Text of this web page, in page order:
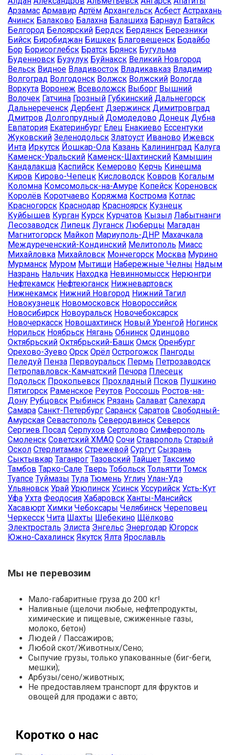
Арзамас Армавир Артём Архангельск Асбест Астрахань
Ачинск Балаково Балахна Балашиха Барнаул Батайск
Белгород Белоярский Бердск Бердянск Березники
Бийск Биробиджан Бишкек Благовещенск Бодайбо
Бор Борисоглебск Братск Брянск Бугульма
Буденновск Бузулук Буйнакск Великий Новгород
Вельск Видное Владивосток Владикавказ Владимир
Волгоград Волгодонск Волжск Волжский Вологда
Воркута Воронеж Всеволожск Выборг Вышний
Волочек Гатчина Грозный Губкинский Дальнегорск
Дальнереченск Дербент Дзержинск Димитровград
Дмитров Долгопрудный Домодедово Донецк Дубна
Евпатория Екатеринбург Елец Енакиево Ессентуки
Жуковский Зеленодольск Златоуст Иваново Ижевск
Инта Иркутск Йошкар-Ола Казань Калининград Калуга
Каменск-Уральский Каменск-Шахтинский Камышин
Кандалакша Каспийск Кемерово Керчь Кинешма
Киров Кирово-Чепецк Кисловодск Ковров Когалым
Коломна Комсомольск-на-Амуре Копейск Кореновск
Королёв Коротчаево Коряжма Кострома Котлас
Красногорск Краснодар Красноярск Кузнецк
Куйбышев Курган Курск Курчатов Кызыл Лабытнанги
Лесозаводск Липецк Луганск Люберцы Магадан
Магнитогорск Майкоп Мариуполь-ДНР Махачкала
Междуреченский-Кондинский Мелитополь Миасс
Михайловка Михайловск Мончегорск Москва Мурино
Мурманск Муром Мытищи Набережные Челны Надым
Назрань Нальчик Находка Невинномысск Нерюнгри
Нефтекамск Нефтеюганск Нижневартовск
Нижнекамск Нижний Новгород Нижний Тагил
Новокузнецк Новомосковск Новороссийск
Новосибирск Новоуральск Новочебоксарск
Новочеркасск Новошахтинск Новый Уренгой Ногинск
Норильск Ноябрьск Нягань Обнинск Одинцово
Октябрьский Октябрьский-Башк Омск Оренбург
Орехово-Зуево Орск Орёл Острогожск Пангоды
Пеледуй Пенза Первоуральск Пермь Петрозаводск
Петропавловск-Камчатский Печора Плесецк
Подольск Прокопьевск Прохладный Псков Пушкино
Пятигорск Раменское Реутов Россошь Ростов-на-
Дону Рубцовск Рыбинск Рязань Салават Салехард
Самара Санкт-Петербург Саранск Саратов Свободный-
Амурская Севастополь Северодвинск Северск
Сергиев Посад Серпухов Сертолово Симферополь
Смоленск Советский ХМАО Сочи Ставрополь Старый
Оскол Стерлитамак Стрежевой Сургут Сызрань
Сыктывкар Таганрог Тазовский Тайшет Таксимо
Тамбов Тарко-Сале Тверь Тобольск Тольятти Томск
Туапсе Туймазы Тула Тюмень Углич Улан-Удэ
Ульяновск Урай Урюпинск Усинск Уссурийск Усть-Кут
Уфа Ухта Феодосия Хабаровск Ханты-Мансийск
Хасавюрт Химки Чебоксары Челябинск Череповец
Черкесск Чита Шахты Шебекино Щёлково
Электросталь Элиста Энгельс Энергодар Югорск
Южно-Сахалинск Якутск Ялта Ярославль
Мы не перевозим
Мало-габаритные груза до 200 кг!
Наливные (щелочи любые, нефтепродукты,
химические и пищевые, сжиженные газы,
молоко, бетон)
Людей / Пассажиров;
Любой скот/Животных/Сено;
Сыпучие грузы, только упакованные (биг-беги,
мешки);
Арбузы/сено/животных;
Не предоставляем транспорт для фруктов и
овощей для продажи с авто;
Коротко о нас